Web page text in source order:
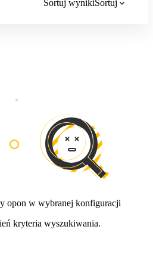
Sortuj wynikiSortuj
opon w wybranej konfiguracji
kryteria wyszukiwania.